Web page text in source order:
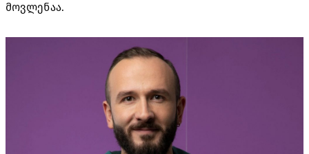
მოვლენაა.